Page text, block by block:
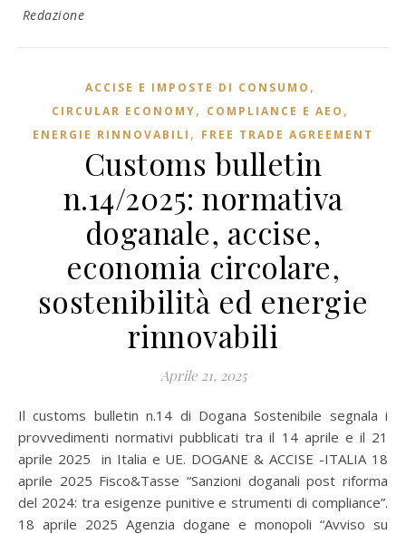
Redazione
ACCISE E IMPOSTE DI CONSUMO ,
CIRCULAR ECONOMY, COMPLIANCE E AEO ,
ENERGIE RINNOVABILI , FREE TRADE AGREEMENT
Customs bulletin
n.14/2025: normativa
doganale, accise,
economia circolare,
sostenibilità ed energie
rinnovabili
Aprile 21, 2025
Il customs bulletin n.14 di Dogana Sostenibile segnala i
provvedimenti normativi pubblicati tra il 14 aprile e il 21
aprile 2025 in Italia e UE. DOGANE & ACCISE -ITALIA 18
aprile 2025 Fisco&Tasse “Sanzioni doganali post riforma
del 2024: tra esigenze punitive e strumenti di compliance”.
18 aprile 2025 Agenzia dogane e monopoli “Avviso su